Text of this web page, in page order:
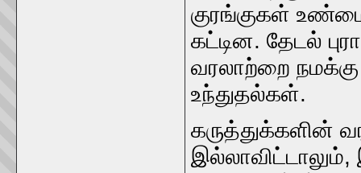
குரங்குகள்
கட்டின. தேடல்
வரலாற்றை
உந்துதல்கள்.
கருத்துக்களின்
இல்லாவிட்டாலும்,